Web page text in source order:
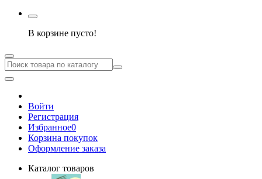
В корзине пусто!
Войти
Регистрация
Избранное0
Корзина покупок
Оформление заказа
Каталог товаров